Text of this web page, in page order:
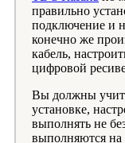
правильно
подключение и
конечно же
кабель,
цифровой
Вы должны
установке,
выполнять не
выполняются